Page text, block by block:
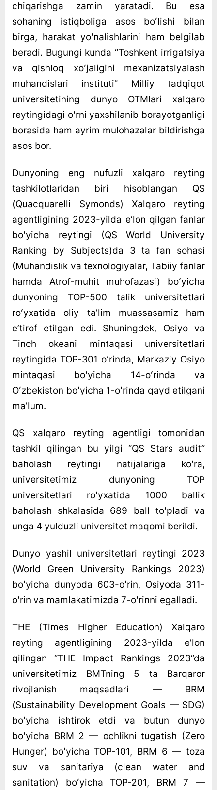
chiqarishga zamin yaratadi. Bu esa
sohaning istiqboliga asos boʻlishi bilan
birga, harakat yoʻnalishlarini ham belgilab
beradi. Bugungi kunda “Toshkent irrigatsiya
va qishloq xoʻjaligini mexanizatsiyalash
muhandislari instituti” Milliy tadqiqot
universitetining dunyo OTMlari xalqaro
reytingidagi oʻrni yaxshilanib borayotganligi
borasida ham ayrim mulohazalar bildirishga
asos bor.
Dunyoning eng nufuzli xalqaro reyting
tashkilotlaridan biri hisoblangan QS
(Quacquarelli Symonds) Xalqaro reyting
agentligining 2023-yilda eʼlon qilgan fanlar
boʻyicha reytingi (QS World University
Ranking by Subjects)da 3 ta fan sohasi
(Muhandislik va texnologiyalar, Tabiiy fanlar
hamda Atrof-muhit muhofazasi) boʻyicha
dunyoning TOP-500 talik universitetlari
roʻyxatida oliy taʼlim muassasamiz ham
eʼtirof etilgan edi. Shuningdek, Osiyo va
Tinch okeani mintaqasi universitetlari
reytingida TOP-301 oʻrinda, Markaziy Osiyo
mintaqasi boʻyicha 14-oʻrinda va
Oʻzbekiston boʻyicha 1-oʻrinda qayd etilgani
maʼlum.
QS xalqaro reyting agentligi tomonidan
tashkil qilingan bu yilgi “QS Stars audit”
baholash reytingi natijalariga koʻra,
universitetimiz dunyoning TOP
universitetlari roʻyxatida 1000 ballik
baholash shkalasida 689 ball toʻpladi va
unga 4 yulduzli universitet maqomi berildi.
Dunyo yashil universitetlari reytingi 2023
(World Green University Rankings 2023)
boʻyicha dunyoda 603-oʻrin, Osiyoda 311-
oʻrin va mamlakatimizda 7-oʻrinni egalladi.
THE (Times Higher Education) Xalqaro
reyting agentligining 2023-yilda eʼlon
qilingan “THE Impact Rankings 2023”da
universitetimiz BMTning 5 ta Barqaror
rivojlanish maqsadlari — BRM
(Sustainability Development Goals — SDG)
boʻyicha ishtirok etdi va butun dunyo
boʻyicha BRM 2 — ochlikni tugatish (Zero
Hunger) boʻyicha TOP-101, BRM 6 — toza
suv va sanitariya (clean water and
sanitation) boʻyicha TOP-201, BRM 7 —